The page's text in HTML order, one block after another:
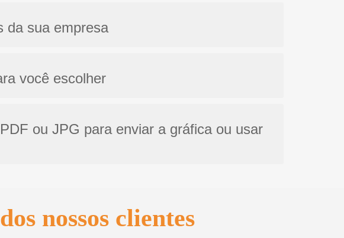
da sua empresa
você escolher
ou JPG para enviar a gráfica ou usar
nossos clientes